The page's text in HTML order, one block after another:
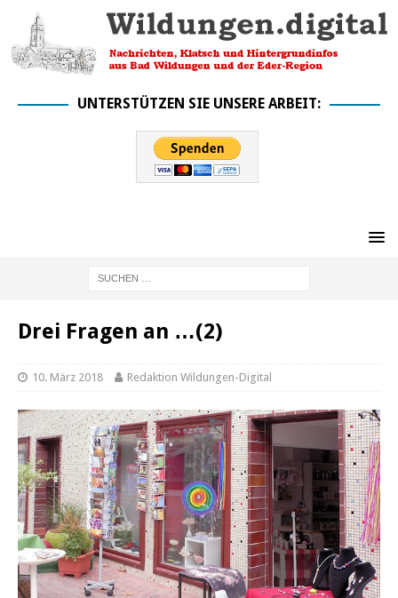
UNTERSTÜTZEN SIE UNSERE ARBEIT:
Drei Fragen an …(2)
10. März 2018 Redaktion Wildungen-Digital